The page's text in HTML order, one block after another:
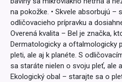
na pokožke. • Skvele absorbujú –
odličovacieho prípravku a
Overená kvalita – Bel je značka,
Dermatologicky a oftalmologicky
pleti, ale aj k planéte. S
sa staráte nielen o svoju pleť, ale
Ekologický obal – starajte sa o